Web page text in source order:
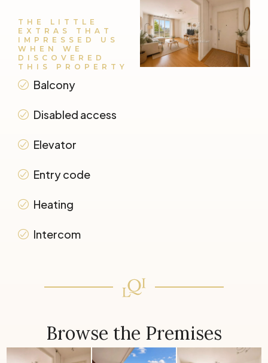
THE LITTLE
EXTRAS THAT
IMPRESSED US
WHEN WE
DISCOVERED
THIS PROPERTY
Balcony
Disabled access
Elevator
Entry code
Heating
Intercom
Browse the Premises